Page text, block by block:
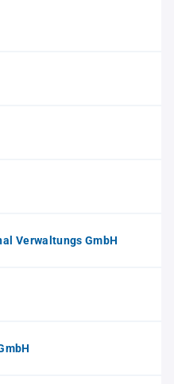
Verwaltungs GmbH